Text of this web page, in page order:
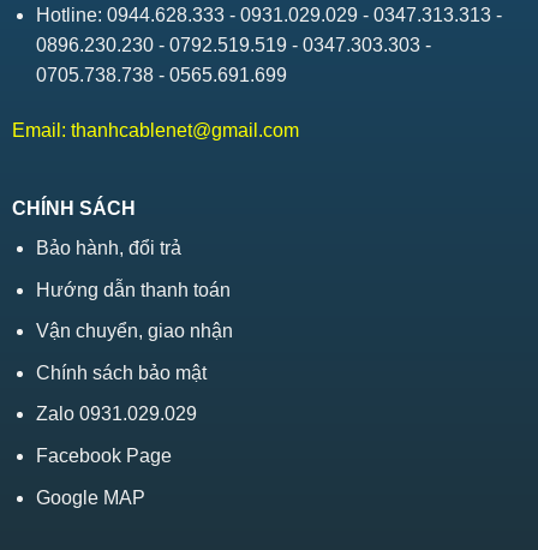
Hotline: 0944.628.333 - 0931.029.029 - 0347.313.313 -
0896.230.230 - 0792.519.519 - 0347.303.303 -
0705.738.738 - 0565.691.699
Email: thanhcablenet@gmail.com
CHÍNH SÁCH
Bảo hành, đổi trả
Hướng dẫn thanh toán
Vận chuyển, giao nhận
Chính sách bảo mật
Zalo 0931.029.029
Facebook Page
Google MAP